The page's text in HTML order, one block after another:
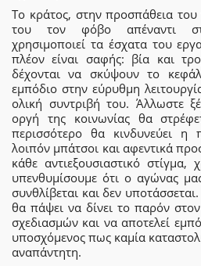
Το κράτος, στην προσπάθεια του
του τον φόβο απέναντι
χρησιμοποιεί τα έσχατα του
πλέον είναι σαφής: βία και
δέχονται να σκύψουν το
εμπόδιο στην εύρυθμη
ολική συντριβή του. Άλλωστε
οργή της κοινωνίας θα
περισσότερο θα κινδυνεύει η
λοιπόν μπάτσοι και αφεντικά
κάθε αντιεξουσιαστικό
υπενθυμίσουμε ότι ο αγώνας
συνθλίβεται και δεν
θα πάψει να δίνει το παρόν
σχεδιασμών και να αποτελεί
υποσχόμενος πως καμία
αναπάντητη.